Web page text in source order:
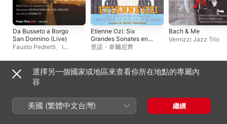
Da Busseto a Borgo
San Donnino (Live)
Fausto Pedretti、 I
Magnani"、里諾・韋爾尼
齊
Etienne Ozi: Six
Grandes Sonates en
Forme de Duo pour
里諾・韋爾尼齊
Bach & Me
Vernizzi Jazz Trio
現場演出專輯
選擇另一個國家或地區來查看你所在地點的專屬內
容
美國 (繁體中文台灣) 繼續